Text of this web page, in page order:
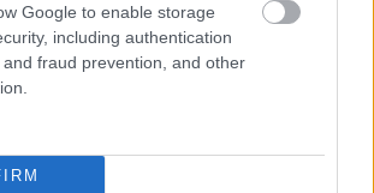
Google to enable storage
including authentication
fraud prevention, and other
S motorovou pílou sa
dokáže aj podpísať.
duchu tradícií